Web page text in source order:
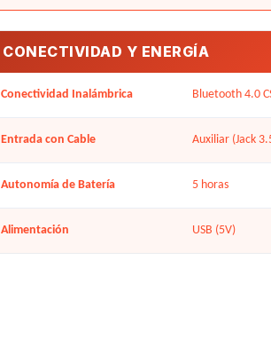
CONECTIVIDAD Y ENERGÍA
Conectividad Inalámbrica Bluetooth 4.0
Entrada con Cable Auxiliar (Jack
Autonomía de Batería 5 horas
Alimentación USB (5V)